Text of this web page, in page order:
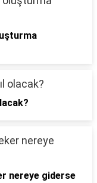
nereye giderse